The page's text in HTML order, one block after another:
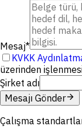
Mesaj*
KVKK
üzerinden
Şirket adı
Mesajı Gönderarrow_forward
Çalışma